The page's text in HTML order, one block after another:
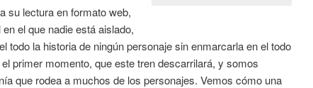
su lectura en formato web,
el que nadie está aislado,
todo la historia de ningún personaje sin enmarcarla en el todo
primer momento, que este tren descarrilará, y somos
que rodea a muchos de los personajes. Vemos cómo una